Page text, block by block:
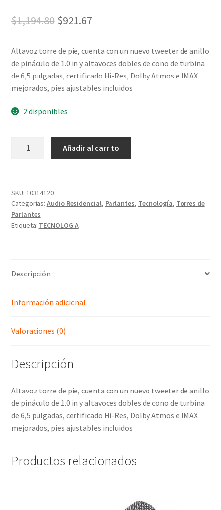
$1,194.80 $921.67
Altavoz torre de pie, cuenta con un nuevo tweeter de anillo
de pináculo de 1.0 in y altavoces dobles de cono de turbina
de 6,5 pulgadas, certificado Hi-Res, Dolby Atmos e IMAX
mejorados, pies ajustables incluidos
2 disponibles
Añadir al carrito
SKU: 10314120
Categorías: Audio Residencial, Parlantes, Tecnología, Torres de
Parlantes
Etiqueta: TECNOLOGIA
Descripción
Información adicional
Valoraciones (0)
Descripción
Altavoz torre de pie, cuenta con un nuevo tweeter de anillo
de pináculo de 1.0 in y altavoces dobles de cono de turbina
de 6,5 pulgadas, certificado Hi-Res, Dolby Atmos e IMAX
mejorados, pies ajustables incluidos
Productos relacionados